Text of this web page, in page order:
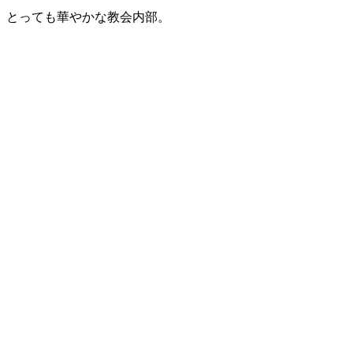
とっても華やかな教会内部。